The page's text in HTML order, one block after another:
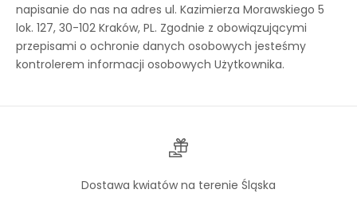
napisanie do nas na adres ul. Kazimierza Morawskiego 5
lok. 127, 30-102 Kraków, PL. Zgodnie z obowiązującymi
przepisami o ochronie danych osobowych jesteśmy
kontrolerem informacji osobowych Użytkownika.
Dostawa kwiatów na terenie Śląska